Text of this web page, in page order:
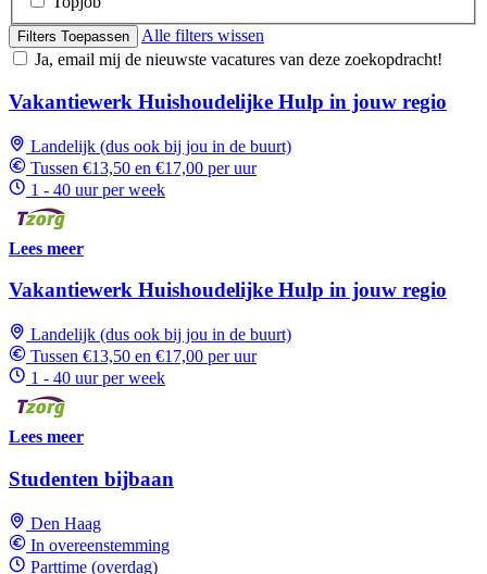
Filters Toepassen
Alle filters wissen
Ja, email mij de nieuwste vacatures van deze zoekopdracht!
Vakantiewerk Huishoudelijke Hulp in jouw regio
Landelijk (dus ook bij jou in de buurt)
Tussen €13,50 en €17,00 per uur
1 - 40 uur per week
Lees meer
Vakantiewerk Huishoudelijke Hulp in jouw regio
Landelijk (dus ook bij jou in de buurt)
Tussen €13,50 en €17,00 per uur
1 - 40 uur per week
Lees meer
Studenten bijbaan
Den Haag
In overeenstemming
Parttime (overdag)